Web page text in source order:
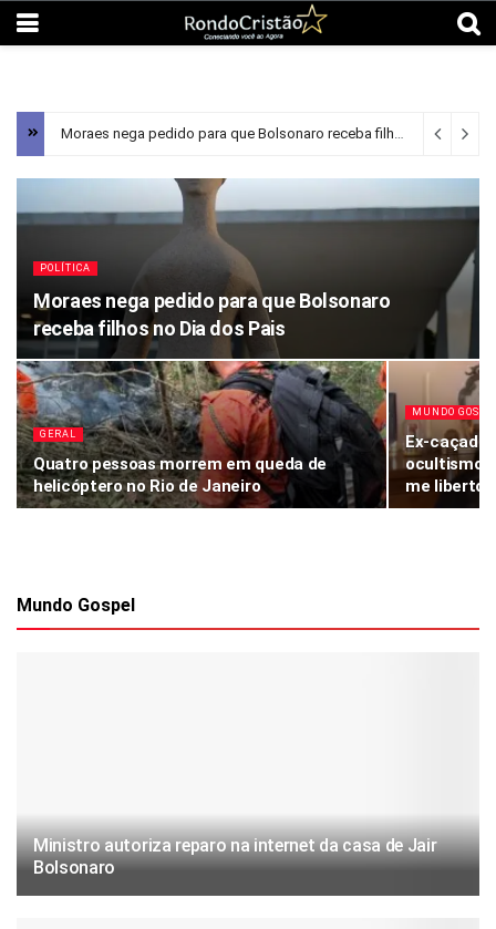
Moraes nega pedido para que Bolsonaro receba filhos no Dia dos Pais
POLÍTICA
Moraes nega pedido para que Bolsonaro
receba filhos no Dia dos Pais
GERAL
Quatro pessoas morrem em queda de
helicóptero no Rio de Janeiro
MUNDO
Ex-
ocultismo
me
Mundo Gospel
Ministro autoriza reparo na internet da casa de Jair
Bolsonaro